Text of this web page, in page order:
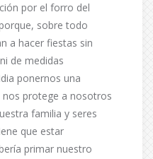
por el forro del
sobre todo
a hacer fiestas sin
de medidas
ponernos una
protege a nosotros
familia y seres
que estar
primar nuestro